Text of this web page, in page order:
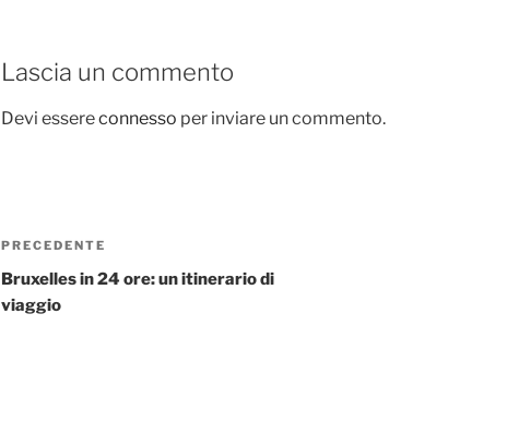
Lascia un commento
Devi essereconnesso per inviare un commento.
Navigazione
articoli
Articolo
precedente:
PRECEDENTE
Bruxelles in 24 ore: un itinerario di
viaggio